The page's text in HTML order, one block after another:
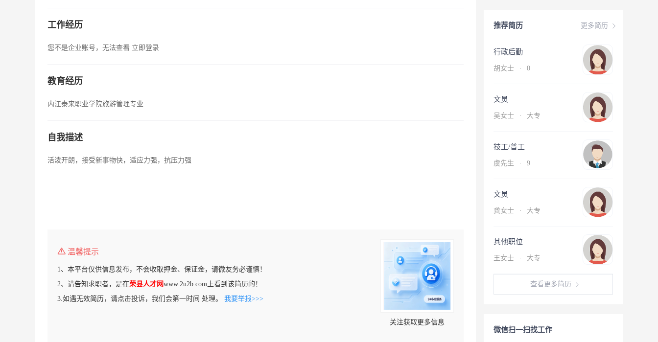
工作经历
您不是企业账号，无法查看 立即登录
教育经历
内江泰来职业学院旅游管理专业
自我描述
活泼开朗，接受新事物快，适应力强，抗压力强
温馨提示
1、本平台仅供信息发布，不会收取押金、保证金，请微友务必谨慎！
2、请告知求职者，是在荣县人才网www.2u2b.com上看到该简历的！
3.如遇无效简历，请点击投诉，我们会第一时间 处理。 我要举报>>>
关注获取更多信息
更多简历
推荐简历
行政后勤
胡女士 · 0
文员
吴女士 · 大专
技工/普工
虞先生 · 9
文员
龚女士 · 大专
其他职位
王女士 · 大专
查看更多简历
微信扫一扫找工作